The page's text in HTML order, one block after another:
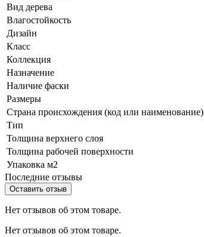
Вид дерева
Влагостойкость
Дизайн
Класс
Коллекция
Назначение
Наличие фаски
Размеры
Страна происхождения (код или наименование)
Тип
Толщина верхнего слоя
Толщина рабочей поверхности
Упаковка м2
Последние отзывы
Оставить отзыв
Нет отзывов об этом товаре.
Нет отзывов об этом товаре.